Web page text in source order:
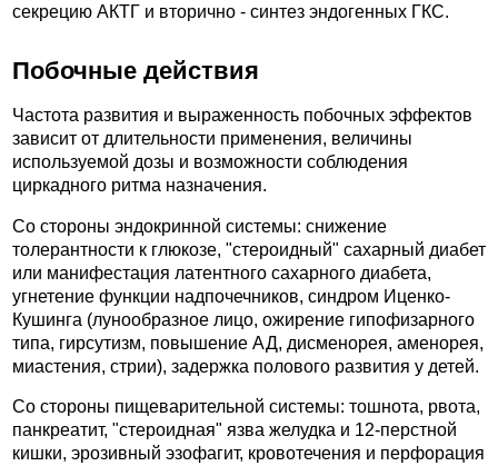
секрецию АКТГ и вторично - синтез эндогенных ГКС.
Побочные действия
Частота развития и выраженность побочных эффектов
зависит от длительности применения, величины
используемой дозы и возможности соблюдения
циркадного ритма назначения.
Со стороны эндокринной системы: снижение
толерантности к глюкозе, "стероидный" сахарный диабет
или манифестация латентного сахарного диабета,
угнетение функции надпочечников, синдром Иценко-
Кушинга (лунообразное лицо, ожирение гипофизарного
типа, гирсутизм, повышение АД, дисменорея, аменорея,
миастения, стрии), задержка полового развития у детей.
Со стороны пищеварительной системы: тошнота, рвота,
панкреатит, "стероидная" язва желудка и 12-перстной
кишки, эрозивный эзофагит, кровотечения и перфорация